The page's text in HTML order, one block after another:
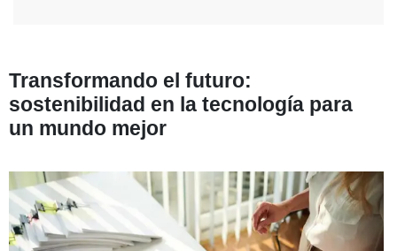
Transformando el futuro:
sostenibilidad en la tecnología para
un mundo mejor